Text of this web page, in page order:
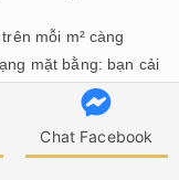
Chat Facebook
mỗi m² càng
mặt bằng: bạn cải
dỡ) hay nhận mặt